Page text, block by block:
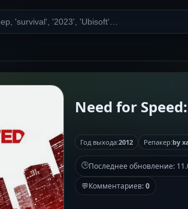
Need for
Год выхода:2012 Репакер:by
🕒Последнее обновление:
💬Комментариев:0